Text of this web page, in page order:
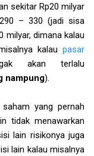
sekitar Rp20 milyar
– 330 (jadi sisa
milyar, dimana kalau
kalau pasar
akan terlalu
nampung).
yang pernah
tidak menawarkan
lain risikonya juga
lain kalau misalnya